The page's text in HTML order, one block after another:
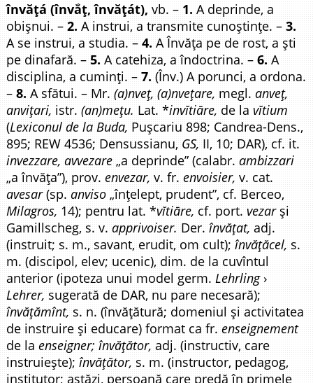
învățá (învắț, învățát), vb. – 1. A deprinde, a
obișnui. –2. A instrui, a transmite cunoștințe. –3.
A se instrui, a studia. –4. A Învăța pe de rost, a ști
pe dinafară. –5. A catehiza, a îndoctrina. –6. A
disciplina, a cuminți. –7. (Înv.) A porunci, a ordona.
–8. A sfătui. – Mr.(a)nveț, (a)nvețare, megl.anveț,
anvițari, istr.(an)mețu. Lat. *invĭtiāre, de la vĭtium
(Lexiconul de la Buda, Pușcariu 898; Candrea-Dens.,
895; REW 4536; Densussianu, GS, II, 10; DAR), cf. it.
invezzare, avvezare „a deprinde” (calabr.ambizzari
„a învăța”), prov.envezar, v. fr.envoisier, v. cat.
avesar(sp.anviso „înțelept, prudent”, cf. Berceo,
Milagros, 14); pentru lat. *vĭtiāre, cf. port. vezarși
Gamillscheg, s. v.apprivoiser. Der.învățat, adj.
(instruit; s. m., savant, erudit, om cult);învățăcel, s.
m. (discipol, elev; ucenic), dim. de la cuvîntul
anterior (ipoteza unui model germ.Lehrling›
Lehrer, sugerată de DAR, nu pare necesară);
învățămînt, s. n. (învățătură; domeniul și activitatea
de instruire și educare) format ca fr.enseignement
de laenseigner; învățător, adj. (instructiv, care
instruiește);învățător, s. m. (instructor, pedagog,
institutor; astăzi, persoană care predă în primele